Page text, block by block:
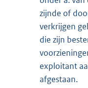
zijnde of
verkrijgen
die zijn
exploitant
afgestaan.